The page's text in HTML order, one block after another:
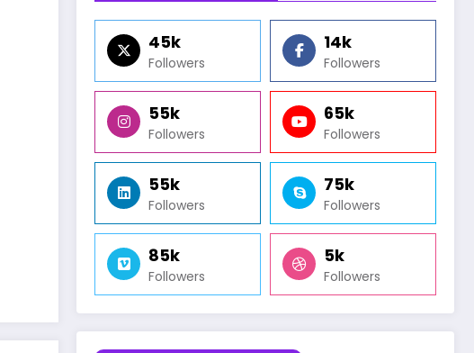
45k
Followers
14k
Followers
55k
Followers
65k
Followers
55k
Followers
75k
Followers
85k
Followers
5k
Followers